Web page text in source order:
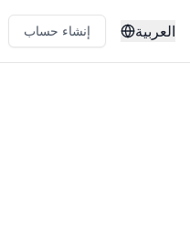
إنشاء حساب العربية